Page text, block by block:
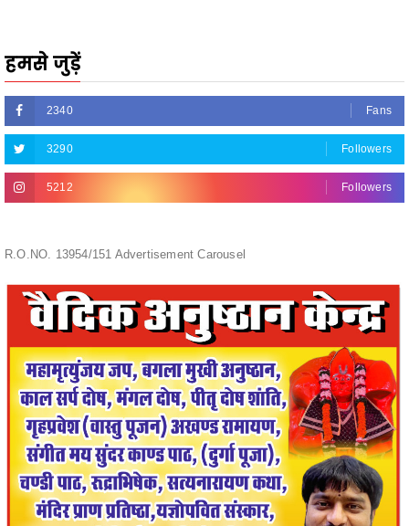
2340
3290 Followers
5212 Followers
R.O.NO. 13954/151 Advertisement Carousel